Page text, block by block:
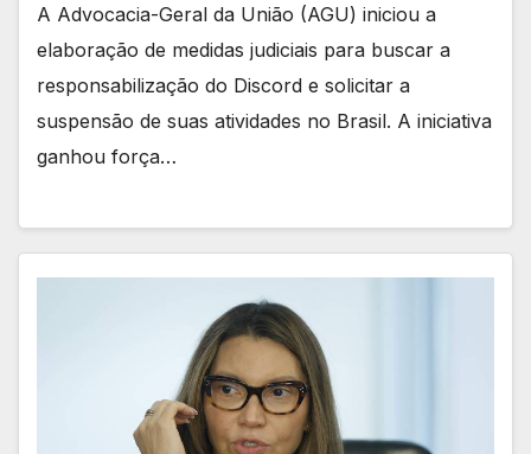
A Advocacia-Geral da União (AGU) iniciou a
elaboração de medidas judiciais para buscar a
responsabilização do Discord e solicitar a
suspensão de suas atividades no Brasil. A iniciativa
ganhou força…